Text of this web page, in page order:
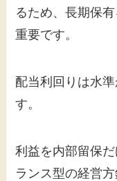
るため、長期保
重要です。
配当利回りは水
す。
利益を内部留保
ランス型の経営方